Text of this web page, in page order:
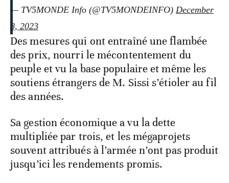
— TV5MONDE Info (@TV5MONDEINFO) December
8, 2023
Des mesures qui ont entraîné une flambée
des prix, nourri le mécontentement du
peuple et vu la base populaire et même les
soutiens étrangers de M. Sissi s’étioler au fil
des années.
Sa gestion économique a vu la dette
multipliée par trois, et les mégaprojets
souvent attribués à l’armée n’ont pas produit
jusqu’ici les rendements promis.